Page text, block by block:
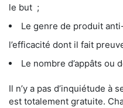
le but ;
Le genre de produit
l’efficacité dont il fait
Le nombre d’appâts ou
Il n’y a pas d’inquiétude à
est totalement gratuite.